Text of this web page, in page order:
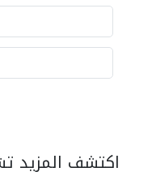
اكتشف المزيد